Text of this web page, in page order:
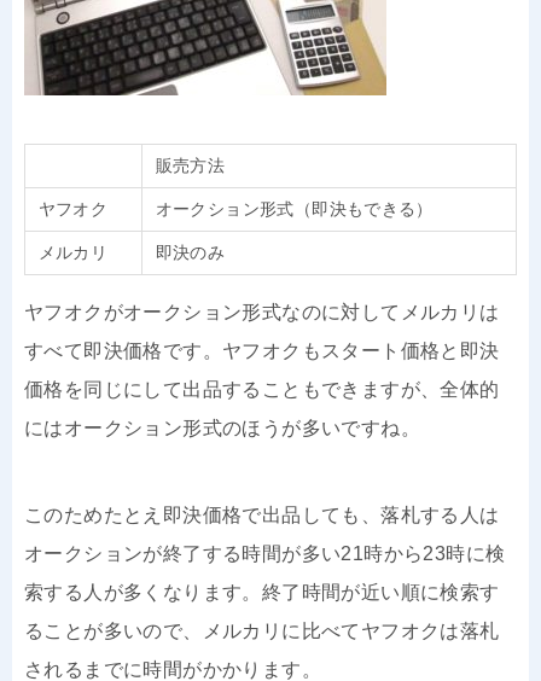
販売方法
ヤフオク オークション形式（即決もできる）
メルカリ 即決のみ
ヤフオクがオークション形式なのに対してメルカリは
すべて即決価格です。ヤフオクもスタート価格と即決
価格を同じにして出品することもできますが、全体的
にはオークション形式のほうが多いですね。
このためたとえ即決価格で出品しても、落札する人は
オークションが終了する時間が多い21時から23時に検
索する人が多くなります。終了時間が近い順に検索す
ることが多いので、メルカリに比べてヤフオクは落札
されるまでに時間がかかります。